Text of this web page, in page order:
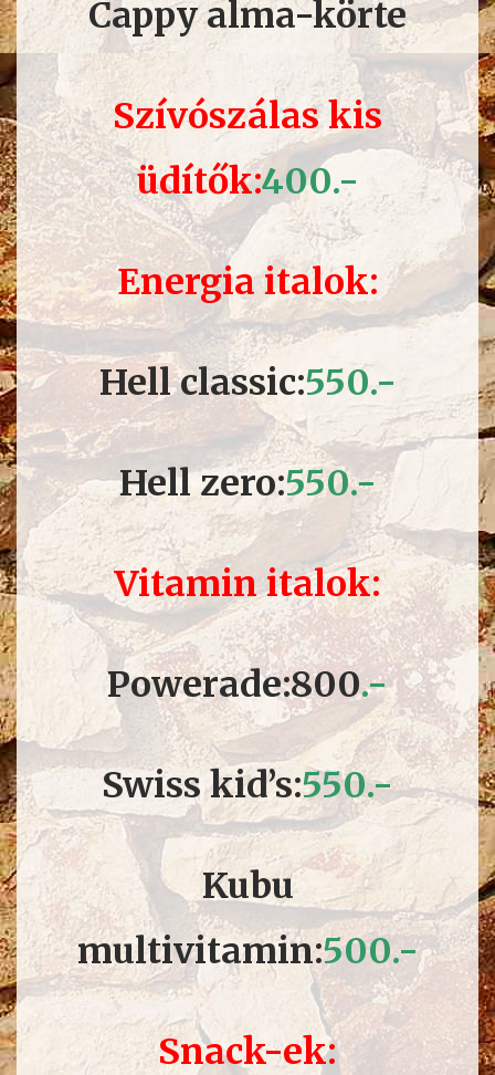
Cappy alma-körte
Szívószálas kis
üdítők:400.-
Energia italok:
Hell classic:550.-
Hell zero:550.-
Vitamin italok:
Powerade:800.-
Swiss kid’s:550.-
Kubu
multivitamin:500.-
Snack-ek: